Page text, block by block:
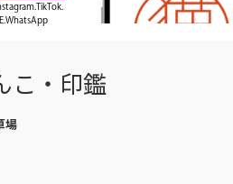
こ・印鑑
場